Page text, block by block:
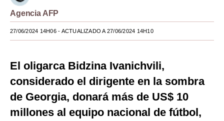
Estilos
Mundo
México
España
Internacional
Agencia AFP
27/06/2024 14H06- ACTUALIZADO A 27/06/2024 14H10
El oligarca Bidzina Ivanichvili,
considerado el dirigente en la sombra
de Georgia, donará más de US$ 10
millones al equipo nacional de fútbol,